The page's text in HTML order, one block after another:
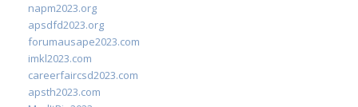
napm2023.org
apsdfd2023.org
forumausape2023.com
imkl2023.com
careerfaircsd2023.com
apsth2023.com